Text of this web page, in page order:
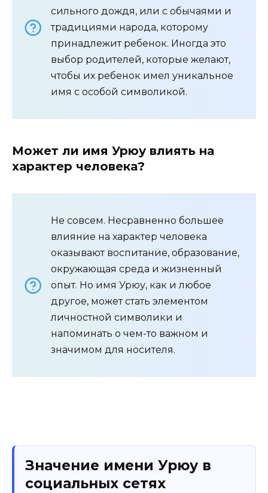
сильного дождя, или с обычаями и
традициями народа, которому
принадлежит ребенок. Иногда это
выбор родителей, которые желают,
чтобы их ребенок имел уникальное
имя с особой символикой.
Может ли имя Урюу влиять на
характер человека?
Не совсем. Несравненно большее
влияние на характер человека
оказывают воспитание, образование,
окружающая среда и жизненный
опыт. Но имя Урюу, как и любое
другое, может стать элементом
личностной символики и
напоминать о чем-то важном и
значимом для носителя.
Значение имени Урюу в
социальных сетях